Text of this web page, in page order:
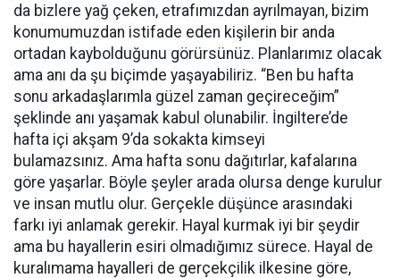
da bizlere yağ çeken, etrafımızdan ayrılmayan, bizim
konumumuzdan istifade eden kişilerin bir anda
ortadan kaybolduğunu görürsünüz. Planlarımız olacak
ama anı da şu biçimde yaşayabiliriz. “Ben bu hafta
sonu arkadaşlarımla güzel zaman geçireceğim”
şeklinde anı yaşamak kabul olunabilir. İngiltere’de
hafta içi akşam 9’da sokakta kimseyi
bulamazsınız. Ama hafta sonu dağıtırlar, kafalarına
göre yaşarlar. Böyle şeyler arada olursa denge kurulur
ve insan mutlu olur. Gerçekle düşünce arasındaki
farkı iyi anlamak gerekir. Hayal kurmak iyi bir şeydir
ama bu hayallerin esiri olmadığımız sürece. Hayal de
kuralımama hayalleri de gerçekçilik ilkesine göre,